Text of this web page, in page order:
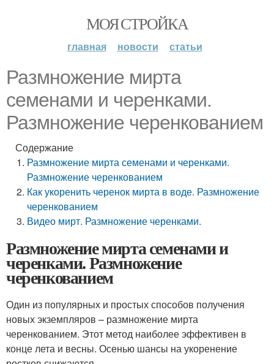
МОЯ СТРОЙКА
главная новости статьи
Размножение мирта
семенами и черенками.
Размножение черенкованием
Содержание
Размножение мирта семенами и черенками.
Размножение черенкованием
Как укоренить черенок мирта в воде. Размножение
черенкованием
Видео мирт. Размножение черенками.
Размножение мирта семенами и
черенками. Размножение
черенкованием
Один из популярных и простых способов получения
новых экземпляров – размножение мирта
черенкованием. Этот метод наиболее эффективен в
конце лета и весны. Осенью шансы на укоренение